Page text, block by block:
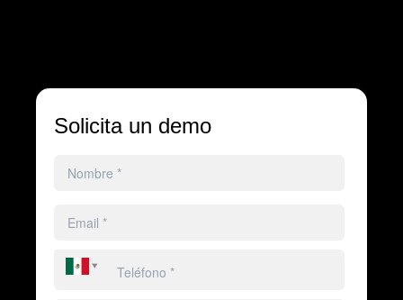
Solicita un demo